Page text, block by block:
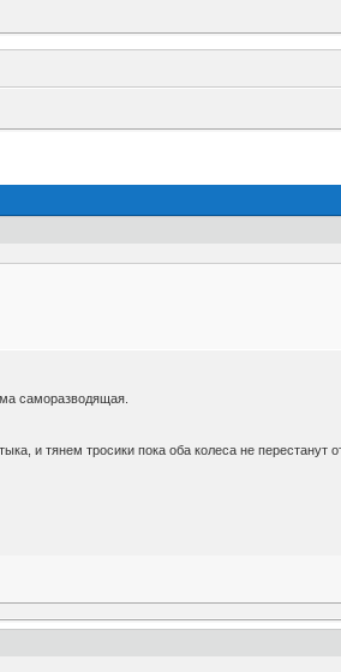
саморазводящая.
и тянем тросики пока оба колеса не